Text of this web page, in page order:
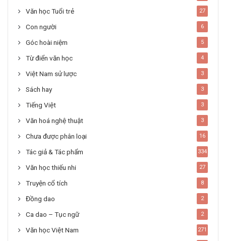
Văn học Tuổi trẻ 27
Con người 6
Góc hoài niệm 5
Từ điển văn học 4
Việt Nam sử lược 3
Sách hay 3
Tiếng Việt 3
Văn hoá nghệ thuật 3
Chưa được phân loại 16
Tác giả & Tác phẩm 334
Văn học thiếu nhi 27
Truyện cổ tích 8
Đồng dao 2
Ca dao – Tục ngữ 2
Văn học Việt Nam 271